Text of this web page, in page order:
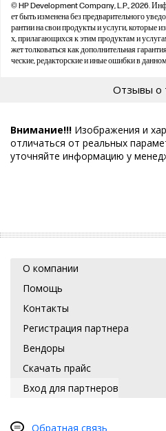
© HP Development Company, L.P., 2026.
ет быть изменена без предварительного
рантии на свои продукты и услуги, которые
х, прилагающихся к этим продуктам и
жет толковаться как дополнительная
ческие, редакторские и иные ошибки в
Отзывы о
Внимание!!! Изображения и
отличаться от реальных
уточняйте информацию у
О компании
Помощь
Контакты
Регистрация партнера
Вендоры
Скачать прайс
Вход для партнеров
Обратная связь